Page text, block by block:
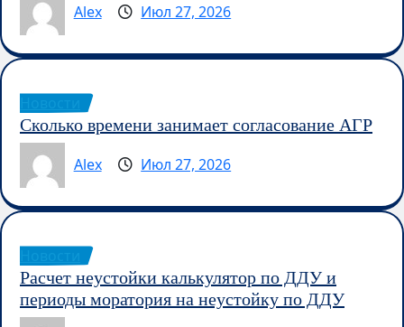
Alex
Июл 27, 2026
Сколько времени занимает согласование АГР
Alex
Июл 27, 2026
Расчет неустойки калькулятор по ДДУ и
периоды моратория на неустойку по ДДУ